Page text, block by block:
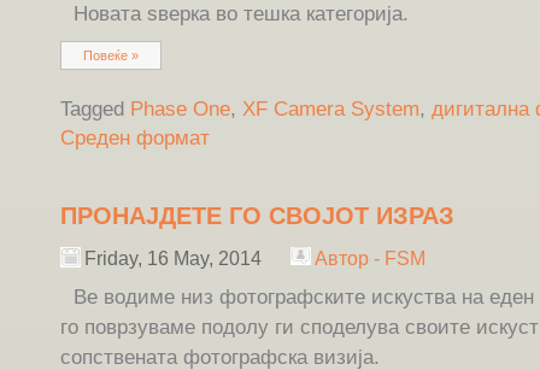
Новата ѕверка во тешка категорија.
Повеќе »
Tagged Phase One, XF Camera System, дигитална
Среден формат
ПРОНАЈДЕТЕ ГО СВОЈОТ ИЗРАЗ
Friday, 16 May, 2014 Автор - FSM
Ве водиме низ фотографските искуства на еден
го поврзуваме подолу ги споделува своите
сопствената фотографска визија.